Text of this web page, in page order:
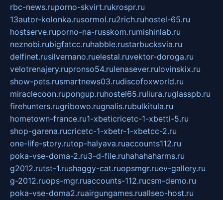
rbc-news.ruporno-skvirt.rukrospr.ru
13autor-kolonka.rusormol.ru2rich.ruhostel-65.ru
hostserve.ruporno-na-russkom.rumishinlab.ru
neznobi.rubigfatcc.ruhabble.rustarbucksvia.ru
delfinet.rusilvernano.ruelestal.ruvektor-doroga.ru
velotrenajery.rupronso54.rulenasever.rulovinskix.ru
show-pets.rusmartnews03.rudiscofoxworld.ru
miraclecoon.rupongup.ruhostel65.ruliura.ruglasspb.ru
firehunters.rugribowo.rugnalis.rubulkitula.ru
hometown-france.ru1-xbeticricetc-1-xbetti-5.ru
shop-garena.rucricetc-1-xbetr-1-xbetcc-2.ru
one-life-story.rutop-halyava.ruaccounts112.ru
poka-vse-doma-2.ru3-d-file.ruhahahaharms.ru
g2012.rutst-1.rushaggy-cat.ruopsmgr.ruev-gallery.ru
g-2012.ruops-mgr.ruaccounts-112.rucsm-demo.ru
poka-vse-doma2.ruairgungames.ruallseo-host.ru